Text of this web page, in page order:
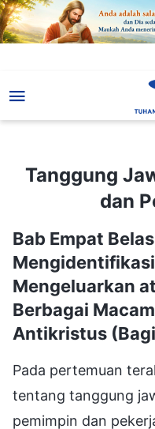
Tanggung Jawab para
Tanggung
dan
Bab Empat
Mengeluarkan
Berbagai
Antikristus
Pada pertemuan
tentang tanggung
pemimpin dan